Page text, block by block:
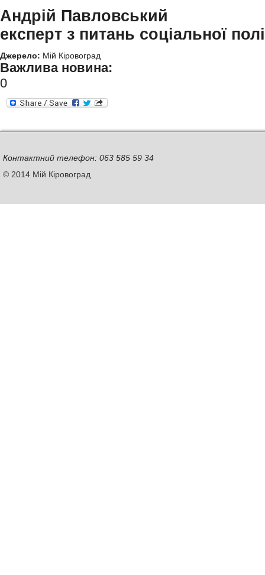
Андрій Павловський
експерт з питань соціальної
Джерело: Мій Кіровоград
Важлива новина:
0
Контактний телефон: 063 585 59 34
© 2014 Мій Кіровоград